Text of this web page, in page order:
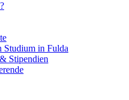
Studium in Fulda
Stipendien